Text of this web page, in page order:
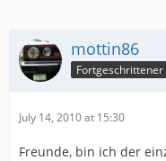
mottin86
Fortgeschrittener
July 14, 2010 at 15:30
Freunde, bin ich der